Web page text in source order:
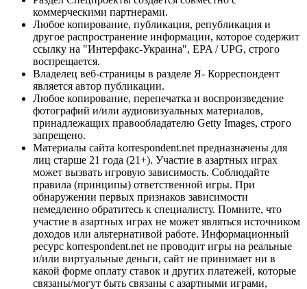
коммерческими партнерами.
Любое копирование, публикация, републикация и
другое распространение информации, которое содержит
ссылку на "Интерфакс-Украина", EPA / UPG, строго
воспрещается.
Владелец веб-страницы в разделе Я- Корреспондент
является автор публикации.
Любое копирование, перепечатка и воспроизведение
фотографий и/или аудиовизуальных материалов,
принадлежащих правообладателю Getty Images, строго
запрещено.
Материалы сайта korrespondent.net предназначены для
лиц старше 21 года (21+). Участие в азартных играх
может вызвать игровую зависимость. Соблюдайте
правила (принципы) ответственной игры. При
обнаружении первых признаков зависимости
немедленно обратитесь к специалисту. Помните, что
участие в азартных играх не может являться источником
доходов или альтернативой работе. Информационный
ресурс korrespondent.net не проводит игры на реальные
и/или виртуальные деньги, сайт не принимает ни в
какой форме оплату ставок и других платежей, которые
связаны/могут быть связаны с азартными играми,